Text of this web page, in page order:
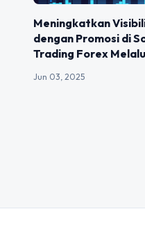
Meningkatkan
dengan Promosi di
Trading Forex
Jun 03, 2025